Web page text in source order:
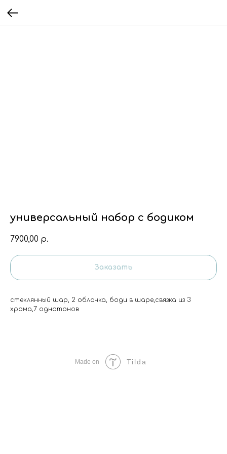
универсальный набор с бодиком
7900,00 р.
Заказать
стеклянный шар, 2 облачка, боди в шаре,связка из 3
хрома,7 однотонов
Made on Tilda